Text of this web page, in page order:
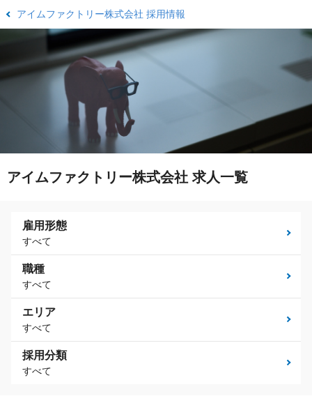
アイムファクトリー株式会社 採用情報
アイムファクトリー株式会社 求人一覧
雇用形態
すべて
職種
すべて
エリア
すべて
採用分類
すべて